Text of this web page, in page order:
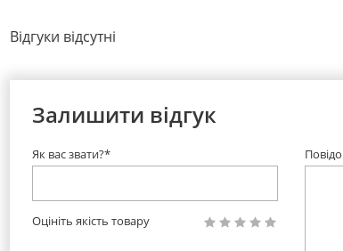
Відгуки відсутні
Залишити відгук
Як вас звати?*
Оцініть якість товару